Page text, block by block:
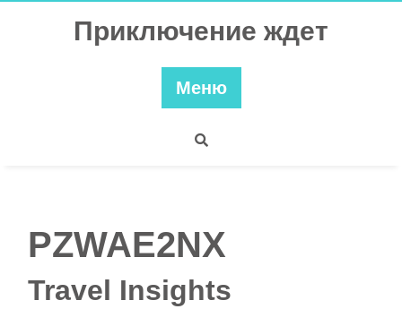
Приключение ждет
Меню
PZWAE2NX
Travel Insights